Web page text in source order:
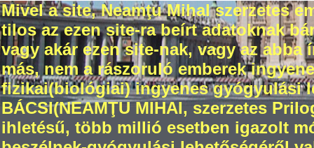
Mivel a site, Neamţu Mihal szerzetes
tilos az ezen site-ra beírt adatoknak
vagy akár ezen site-nak, vagy az
más, nem a rászoruló emberek
fizikai(biológiai) ingyenes gyógyulási
BÁCSI(NEAMŢU MIHAI, szerzetes
ihletésű, több millió esetben igazolt